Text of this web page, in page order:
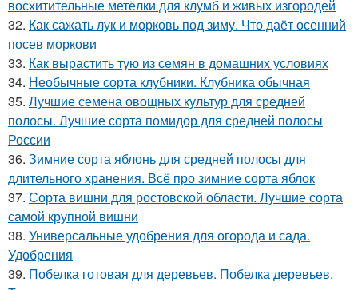
восхитительные метёлки для клумб и живых изгородей
32. Как сажать лук и морковь под зиму. Что даёт осенний
посев моркови
33. Как вырастить тую из семян в домашних условиях
34. Необычные сорта клубники. Клубника обычная
35. Лучшие семена овощных культур для средней
полосы. Лучшие сорта помидор для средней полосы
России
36. Зимние сорта яблонь для средней полосы для
длительного хранения. Всё про зимние сорта яблок
37. Сорта вишни для ростовской области. Лучшие сорта
самой крупной вишни
38. Универсальные удобрения для огорода и сада.
Удобрения
39. Побелка готовая для деревьев. Побелка деревьев.